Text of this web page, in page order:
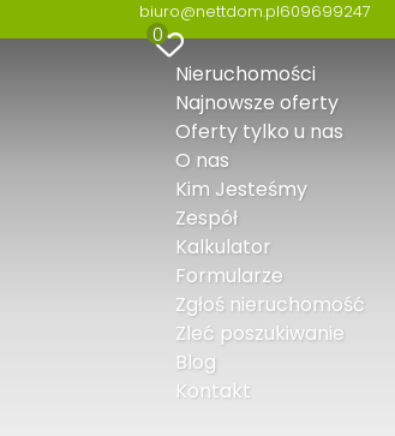
biuro@nettdom.pl609699247
0
Nieruchomości
Najnowsze oferty
Oferty tylko u nas
O nas
Kim Jesteśmy
Zespół
Kalkulator
Formularze
Zgłoś nieruchomość
Zleć poszukiwanie
Blog
Kontakt